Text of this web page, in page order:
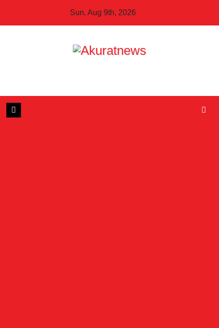
Sun. Aug 9th, 2026